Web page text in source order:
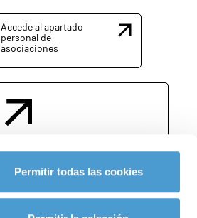
Permitir todas las cookies
Accede al apartado
personal de
asociaciones
Contacta con nosotros